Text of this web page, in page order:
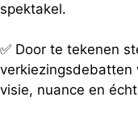
spektakel.
✅ Door te tekenen
visie, nuance en